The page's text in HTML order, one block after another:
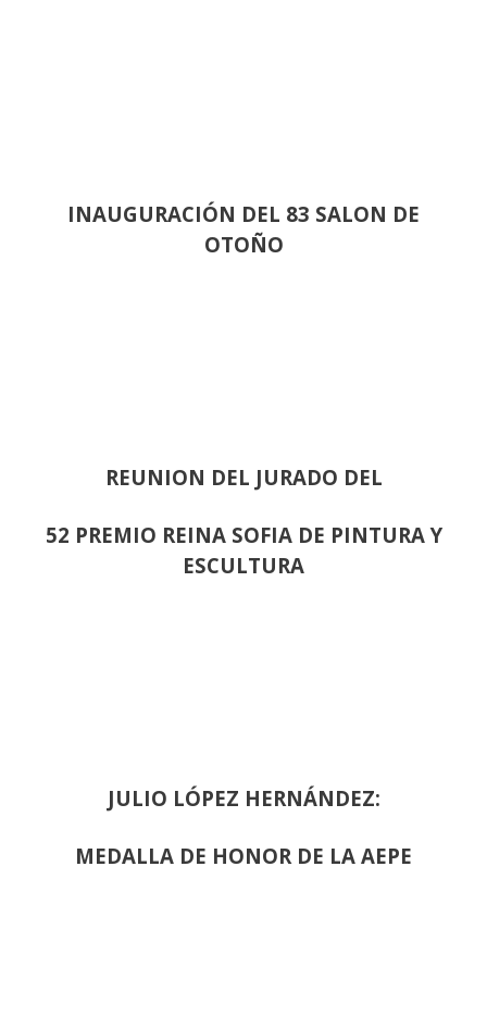
INAUGURACIÓN DEL 83 SALON DE
OTOÑO
REUNION DEL JURADO DEL
52 PREMIO REINA SOFIA DE PINTURA Y
ESCULTURA
JULIO LÓPEZ HERNÁNDEZ:
MEDALLA DE HONOR DE LA AEPE